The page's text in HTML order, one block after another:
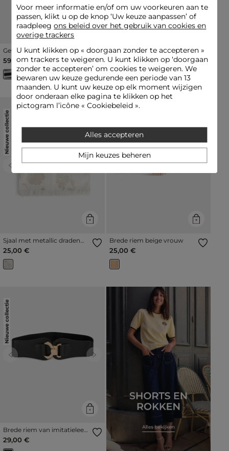
Geweven shopper helder
wit vrouw
59,00 €
Gevlochten brede riem
donker bruin vrouw
29,00 €
Nieuwe collectie
Previous
Sjaal met metallic draden
ivoor vrouw
25,00 €
Nieuwe collectie
Brede riem beige vrouw
25,00 €
Nieuwe collectie
Previous Next
Brede riem van imitatieleer
zwart vrouw
29,00 €
Voor meer informatie en/of om uw voorkeuren aan te
passen, klikt u op de knop ‘Uw keuze aanpassen’ of
raadpleegons beleid over het gebruik van cookies en
overige trackers
U kunt klikken op « doorgaan zonder te accepteren»
om trackers te weigeren. U kunt klikken op ‘doorgaan
zonder te accepteren’ om cookies te weigeren. We
bewaren uw keuze gedurende een periode van 13
maanden. U kunt uw keuze op elk moment wijzigen
door onderaan elke pagina te klikken op het
pictogram l’icône « Cookiebeleid ».
Alles accepteren
Mijn keuzes beheren